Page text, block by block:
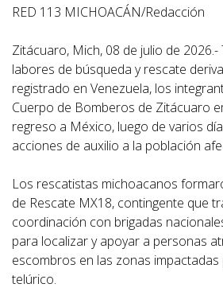
RED 113 MICHOACÁN/Redacción
Zitácuaro, Mich, 08 de julio de
labores de búsqueda y rescate
registrado en Venezuela, los
Cuerpo de Bomberos de Zitácuaro
regreso a México, luego de varios
acciones de auxilio a la población
Los rescatistas michoacanos
de Rescate MX18, contingente que
coordinación con brigadas
para localizar y apoyar a personas
escombros en las zonas
telúrico.